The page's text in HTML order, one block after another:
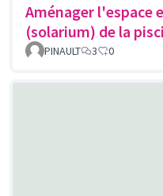
Aménager l'espace
(solarium) de la
PINAULT 3 0